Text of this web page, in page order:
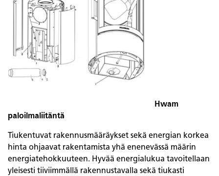
Hwam
paloilmaliitäntä
Tiukentuvat rakennusmääräykset sekä energian korkea
hinta ohjaavat rakentamista yhä enenevässä määrin
energiatehokkuuteen. Hyvää energialukua tavoitellaan
yleisesti tiiviimmällä rakennustavalla sekä tiukasti